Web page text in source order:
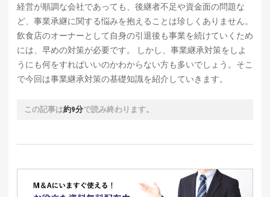
経営が順調な会社であっても、後継者不足や資金面の問題な
ど、事業承継に関する悩みを抱えることは珍しくありません。
飲食店のオーナーとして自身の引退後も事業を続けていくため
には、早めの対策が必要です。 しかし、事業継承対策をしよ
うにも何をすればいいのかわからない方も多いでしょう。そこ
で今回は事業継承対策の基礎知識を紹介していきます。
この記事は約9分で読み終わります。